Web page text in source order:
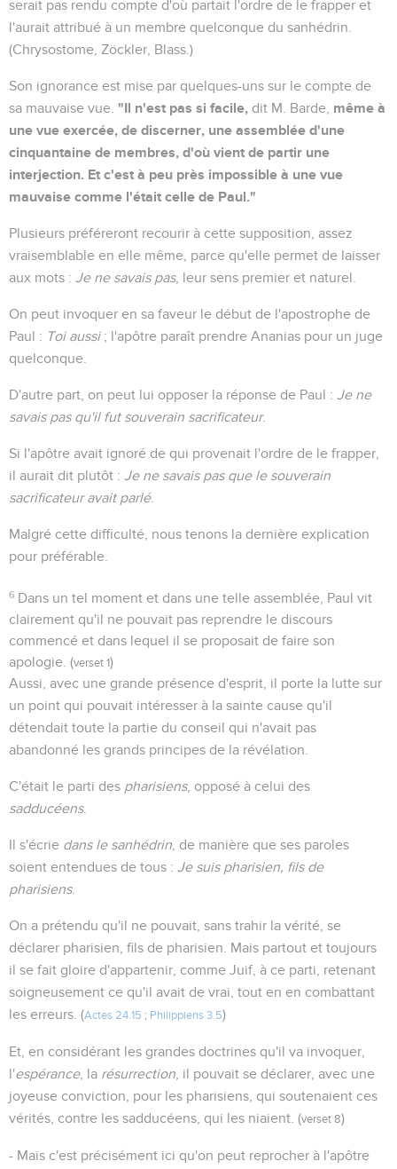
serait pas rendu compte d'où partait l'ordre de le frapper et
l'aurait attribué à un membre quelconque du sanhédrin.
(Chrysostome, Zöckler, Blass.)
Son ignorance est mise par quelques-uns sur le compte de
sa mauvaise vue. "Il n'est pas si facile, dit M. Barde, même à
une vue exercée, de discerner, une assemblée d'une
cinquantaine de membres, d'où vient de partir une
interjection. Et c'est à peu près impossible à une vue
mauvaise comme l'était celle de Paul."
Plusieurs préféreront recourir à cette supposition, assez
vraisemblable en elle même, parce qu'elle permet de laisser
aux mots : Je ne savais pas, leur sens premier et naturel.
On peut invoquer en sa faveur le début de l'apostrophe de
Paul : Toi aussi; l'apôtre paraît prendre Ananias pour un juge
quelconque.
D'autre part, on peut lui opposer la réponse de Paul : Je ne
savais pas qu'il fut souverain sacrificateur.
Si l'apôtre avait ignoré de qui provenait l'ordre de le frapper,
il aurait dit plutôt : Je ne savais pas que le souverain
sacrificateur avait parlé.
Malgré cette difficulté, nous tenons la dernière explication
pour préférable.
6 Dans un tel moment et dans une telle assemblée, Paul vit
clairement qu'il ne pouvait pas reprendre le discours
commencé et dans lequel il se proposait de faire son
apologie. (verset 1)
Aussi, avec une grande présence d'esprit, il porte la lutte sur
un point qui pouvait intéresser à la sainte cause qu'il
détendait toute la partie du conseil qui n'avait pas
abandonné les grands principes de la révélation.
C'était le parti des pharisiens, opposé à celui des
sadducéens.
Il s'écrie dans le sanhédrin , de manière que ses paroles
soient entendues de tous : Je suis pharisien, fils de
pharisiens.
On a prétendu qu'il ne pouvait, sans trahir la vérité, se
déclarer pharisien, fils de pharisien. Mais partout et toujours
il se fait gloire d'appartenir, comme Juif, à ce parti, retenant
soigneusement ce qu'il avait de vrai, tout en en combattant
les erreurs. (Actes 24.15 ; Philippiens 3.5)
Et, en considérant les grandes doctrines qu'il va invoquer,
l'espérance, la résurrection , il pouvait se déclarer, avec une
joyeuse conviction, pour les pharisiens, qui soutenaient ces
vérités, contre les sadducéens, qui les niaient. (verset 8)
- Mais c'est précisément ici qu'on peut reprocher à l'apôtre